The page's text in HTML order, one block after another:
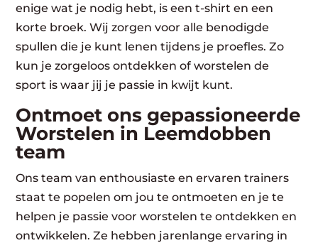
enige wat je nodig hebt, is een t-shirt en een
korte broek. Wij zorgen voor alle benodigde
spullen die je kunt lenen tijdens je proefles. Zo
kun je zorgeloos ontdekken of worstelen de
sport is waar jij je passie in kwijt kunt.
Ontmoet ons gepassioneerde
Worstelen in Leemdobben
team
Ons team van enthousiaste en ervaren trainers
staat te popelen om jou te ontmoeten en je te
helpen je passie voor worstelen te ontdekken en
ontwikkelen. Ze hebben jarenlange ervaring in